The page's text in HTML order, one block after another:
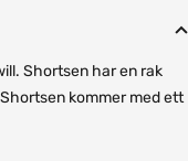
Shortsen har en rak
kommer med ett